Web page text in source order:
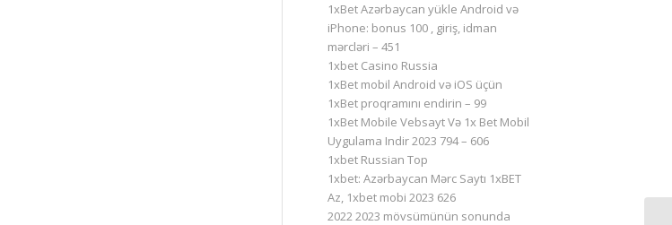
1xBet Azərbaycan yükle Android və
iPhone: bonus 100 , giriş, idman
mərcləri – 451
1xbet Casino Russia
1xBet mobil Android və iOS üçün
1xBet proqramını endirin – 99
1xBet Mobile Vebsayt Və 1x Bet Mobil
Uygulama Indir 2023 794 – 606
1xbet Russian Top
1xbet: Azərbaycan Mərc Saytı 1xBET
Az, 1xbet mobi 2023 626
2022 2023 mövsümünün sonunda